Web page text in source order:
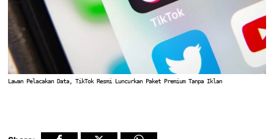
Lawan Pelacakan Data, TikTok Resmi Luncurkan Paket Premium Tanpa Iklan